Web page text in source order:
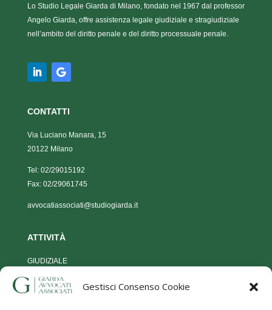
Gestisci Consenso Cookie
Lo Studio Legale Giarda di Milano, fondato nel 1967 dal professor
Angelo Giarda, offre assistenza legale giudiziale e stragiudiziale
nell’ambito del diritto penale e del diritto processuale penale.
CONTATTI
Via Luciano Manara, 15
20122 Milano
Tel: 02/29015192
Fax: 02/29061745
avvocatiassociati@studiogiarda.it
ATTIVITÀ
GIUDIZIALE
STRAGIUDIZIALE